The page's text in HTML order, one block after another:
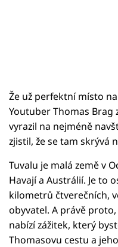
Že už perfektní místo
Youtuber Thomas Brag
vyrazil na nejméně
zjistil, že se tam skrývá
Tuvalu je malá země v
Havají a Austrálií. Je to
kilometrů čtverečních,
obyvatel. A právě
nabízí zážitek, který
Thomasovu cestu a